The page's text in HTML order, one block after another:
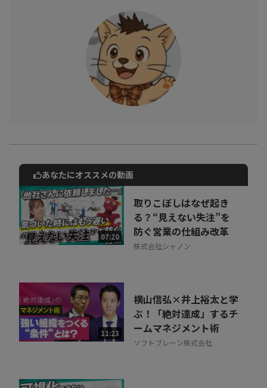
動画でご紹介しているサービスについて
お気軽にご相談・ご質問いただけます！
30秒でお申し込み可能
相談を希望する 無料
あなたにオススメの動画
07:20
取りこぼしはなぜ起き
る？“見えない失注”を
防ぐ営業の仕組み改革
株式会社シャノン
11:23
横山信弘×井上裕太と学
ぶ！「絶対達成」するチ
ームマネジメント術
ソフトブレーン株式会社